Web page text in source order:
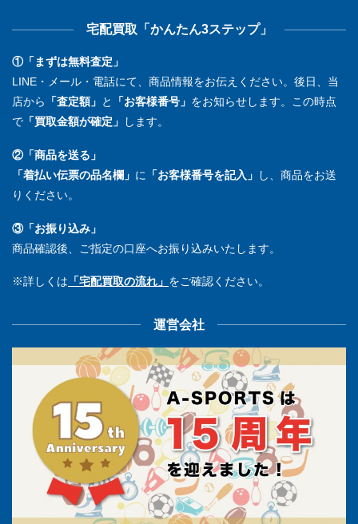
宅配買取「かんたん3ステップ」
①「まずは無料査定」
LINE・メール・電話にて、商品情報をお伝えください。後日、当
店から
「査定額」 と 「お客様番号」 をお知らせします。この時点
で 「買取金額が確定」 します。
②「商品を送る」
「着払い伝票の品名欄」 に 「お客様番号を記入」
し、商品をお送
りください。
③「お振り込み」
商品確認後、ご指定の口座へお振り込みいたします。
※詳しくは 「宅配買取の流れ」 をご確認ください。
運営会社